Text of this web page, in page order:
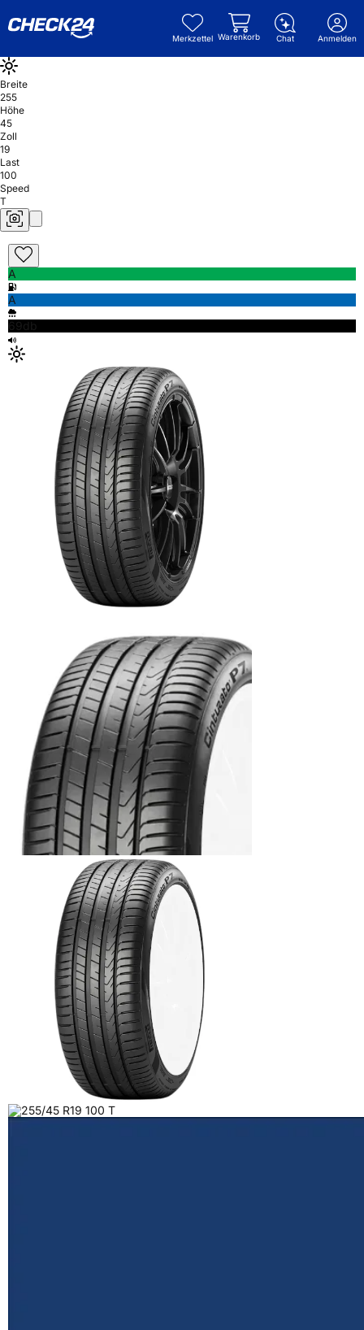
Merkzettel Warenkorb Chat Anmelden
Breite
255
Höhe
45
Zoll
19
Last
100
Speed
T
A
A
69db